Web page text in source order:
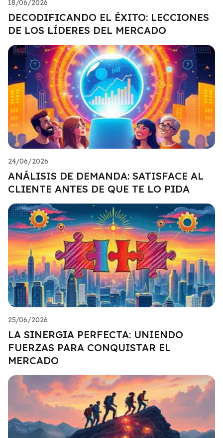
18/06/2026
DECODIFICANDO EL ÉXITO: LECCIONES
DE LOS LÍDERES DEL MERCADO
24/06/2026
ANÁLISIS DE DEMANDA: SATISFACE AL
CLIENTE ANTES DE QUE TE LO PIDA
25/06/2026
LA SINERGIA PERFECTA: UNIENDO
FUERZAS PARA CONQUISTAR EL
MERCADO